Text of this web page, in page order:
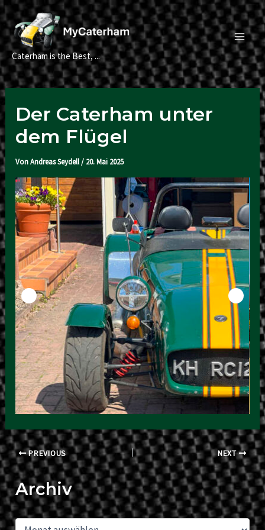
Zum
Inhalt
springen
Caterham is the Best, ...
Main
Der Caterham unter
dem Flügel
VonAndreas Seydell/ 20. Mai 2025
Post
navigation
PREVIOUS NEXT
Archiv
A